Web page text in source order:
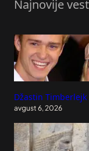
Najnovije
Džastin
avgust 6, 2026